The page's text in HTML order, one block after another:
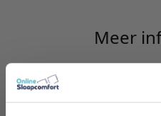
Meer
Merk